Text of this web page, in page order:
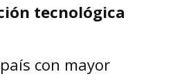
tecnológica
con mayor